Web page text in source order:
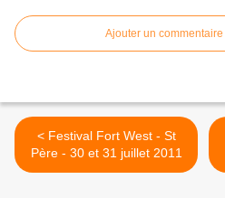
Ajouter un commentaire
< Festival Fort West - St
Père - 30 et 31 juillet 2011